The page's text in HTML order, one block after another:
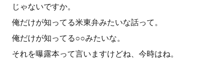
じゃないですか。
俺だけが知ってる米東弁みたいな話って。
俺だけが知ってる○○みたいな。
それを曝露本って言いますけどね、今時はね。